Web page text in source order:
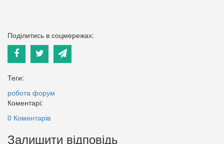
Поділитись в соцмережах:
Теги:
робота форум
Коментарі:
0 Коментарів
Залишити відповідь